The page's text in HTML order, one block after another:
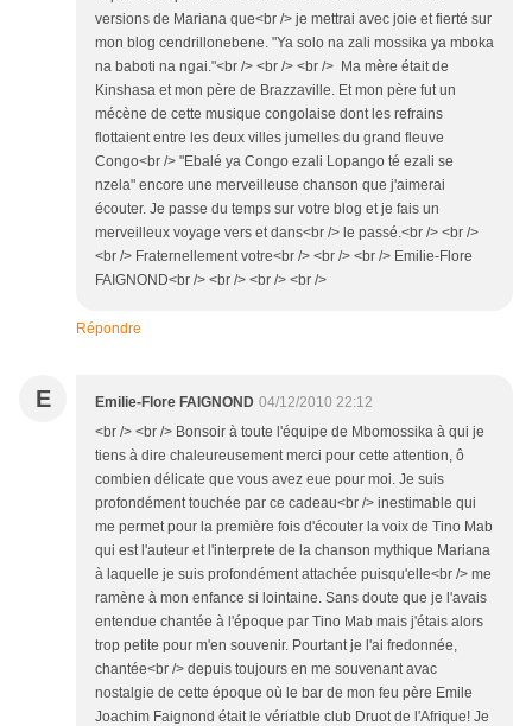
versions de Mariana que<br /> je mettrai avec joie et fierté sur
mon blog cendrillonebene. "Ya solo na zali mossika ya mboka
na baboti na ngai."<br /> <br /> <br /> Ma mère était de
Kinshasa et mon père de Brazzaville. Et mon père fut un
mécène de cette musique congolaise dont les refrains
flottaient entre les deux villes jumelles du grand fleuve
Congo<br /> "Ebalé ya Congo ezali Lopango té ezali se
nzela" encore une merveilleuse chanson que j'aimerai
écouter. Je passe du temps sur votre blog et je fais un
merveilleux voyage vers et dans<br /> le passé.<br /> <br />
<br /> Fraternellement votre<br /> <br /> <br /> Emilie-Flore
FAIGNOND<br /> <br /> <br /> <br />
Répondre
E Emilie-Flore FAIGNOND 04/12/2010 22:12
<br /> <br /> Bonsoir à toute l'équipe de Mbomossika à qui je
tiens à dire chaleureusement merci pour cette attention, ô
combien délicate que vous avez eue pour moi. Je suis
profondément touchée par ce cadeau<br /> inestimable qui
me permet pour la première fois d'écouter la voix de Tino Mab
qui est l'auteur et l'interprete de la chanson mythique Mariana
à laquelle je suis profondément attachée puisqu'elle<br /> me
ramène à mon enfance si lointaine. Sans doute que je l'avais
entendue chantée à l'époque par Tino Mab mais j'étais alors
trop petite pour m'en souvenir. Pourtant je l'ai fredonnée,
chantée<br /> depuis toujours en me souvenant avac
nostalgie de cette époque où le bar de mon feu père Emile
Joachim Faignond était le vériatble club Druot de l'Afrique! Je